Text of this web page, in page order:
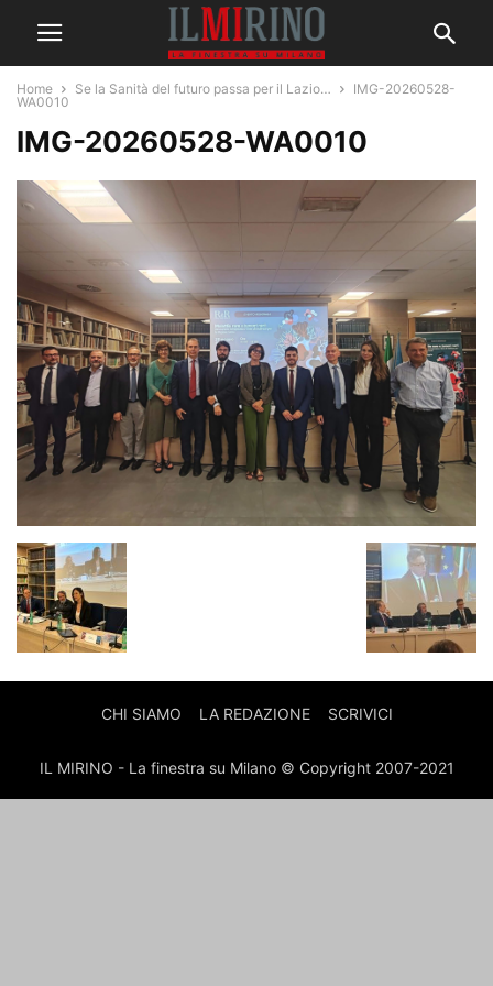
Home Se la Sanità del futuro passa per il Lazio…
IMG-20260528-
WA0010
IMG-20260528-WA0010
CHI SIAMO LA REDAZIONE SCRIVICI
IL MIRINO - La finestra su Milano © Copyright 2007-2021